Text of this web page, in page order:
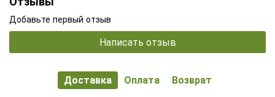
Добавьте первый отзыв
Написать отзыв
Доставка Оплата Возврат